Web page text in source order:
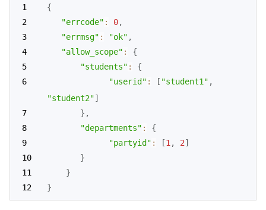
{
"errcode" : 0,
"errmsg" : "ok" ,
"allow_scope" :
{
"students" :
{
"userid" : [ "student1" ,
"student2"]
} ,
"departments" :
{
"partyid" : [1 , 2]
}
}
}